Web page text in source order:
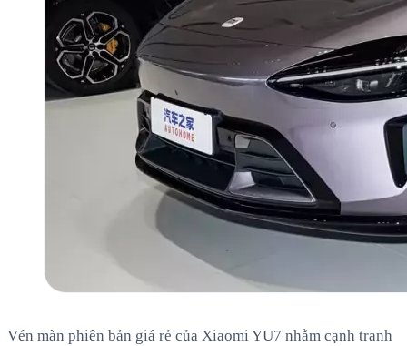
Vén màn phiên bản giá rẻ của Xiaomi YU7 nhằm cạnh tranh